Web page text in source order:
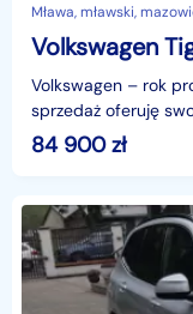
Mława, mławski,
Volkswagen – rok
sprzedaż oferuję
VW w Piasecznie.
84 900zł